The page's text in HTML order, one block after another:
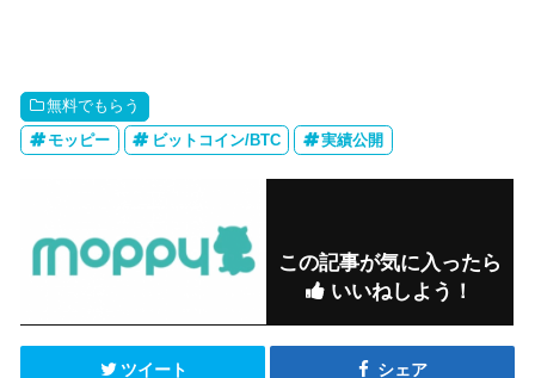
無料でもらう
モッピー
ビットコイン/BTC 実績公開
この記事が気に入ったら
いいねしよう！
ツイート シェア